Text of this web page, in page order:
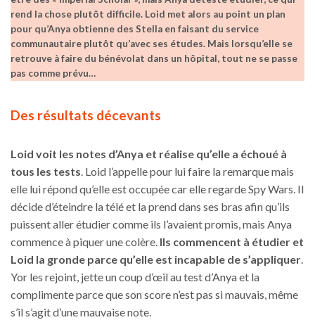
rend la chose plutôt difficile. Loid met alors au point un plan
pour qu’Anya obtienne des Stella en faisant du service
communautaire plutôt qu’avec ses études. Mais lorsqu’elle se
retrouve à faire du bénévolat dans un hôpital, tout ne se passe
pas comme prévu…
Des résultats décevants
Loid voit les notes d’Anya et réalise qu’elle a échoué à
tous les tests . Loid l’appelle pour lui faire la remarque mais
elle lui répond qu’elle est occupée car elle regarde Spy Wars. Il
décide d’éteindre la télé et la prend dans ses bras afin qu’ils
puissent aller étudier comme ils l’avaient promis, mais Anya
commence à piquer une colère. Ils commencent à étudier et
Loid la gronde parce qu’elle est incapable de s’appliquer
Yor les rejoint, jette un coup d’œil au test d’Anya et la
complimente parce que son score n’est pas si mauvais, même
s’il s’agit d’une mauvaise note.